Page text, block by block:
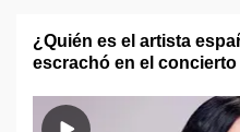
¿Quién es el artista
escrachó en el concierto